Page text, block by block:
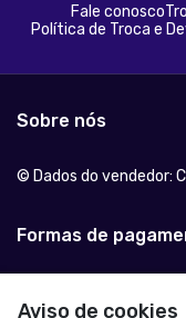
Aviso de cookies
Fale conosco
Política de Troca e
Sobre nós
© Dados do vendedor:
Formas de